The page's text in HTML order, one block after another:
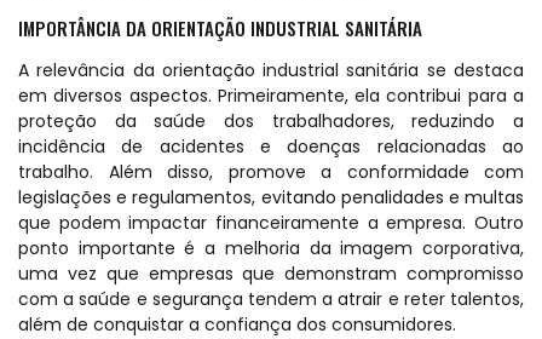
IMPORTÂNCIA DA ORIENTAÇÃO INDUSTRIAL SANITÁRIA
A relevância da orientação industrial sanitária se destaca
em diversos aspectos. Primeiramente, ela contribui para a
proteção da saúde dos trabalhadores, reduzindo a
incidência de acidentes e doenças relacionadas ao
trabalho. Além disso, promove a conformidade com
legislações e regulamentos, evitando penalidades e multas
que podem impactar financeiramente a empresa. Outro
ponto importante é a melhoria da imagem corporativa,
uma vez que empresas que demonstram compromisso
com a saúde e segurança tendem a atrair e reter talentos,
além de conquistar a confiança dos consumidores.